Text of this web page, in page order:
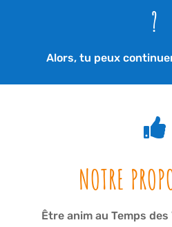
?
Alors, tu peux

NOTRE
Être anim au Temps